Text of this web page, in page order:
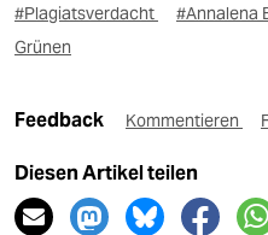
#Plagiatsverdacht #Annalena
Grünen
Feedback Kommentieren
Diesen Artikel teilen